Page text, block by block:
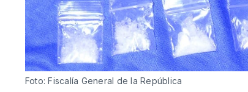
Foto: Fiscalía General de la República